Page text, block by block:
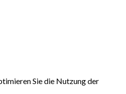
Sie die Nutzung der